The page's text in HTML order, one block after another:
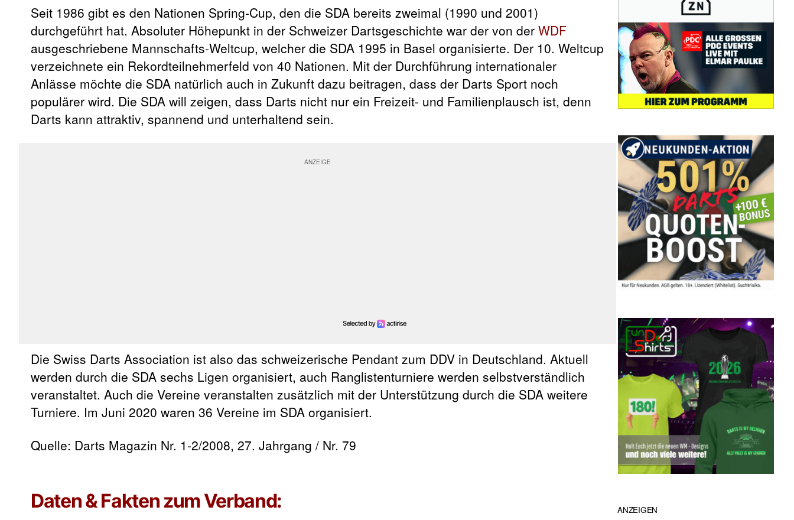
Seit 1986 gibt es den Nationen Spring-Cup, den die SDA bereits zweimal (1990 und 2001)
durchgeführt hat. Absoluter Höhepunkt in der Schweizer Dartsgeschichte war der von der WDF
ausgeschriebene Mannschafts-Weltcup, welcher die SDA 1995 in Basel organisierte. Der 10. Weltcup
verzeichnete ein Rekordteilnehmerfeld von 40 Nationen. Mit der Durchführung internationaler
Anlässe möchte die SDA natürlich auch in Zukunft dazu beitragen, dass der Darts Sport noch
populärer wird. Die SDA will zeigen, dass Darts nicht nur ein Freizeit- und Familienplausch ist, denn
Darts kann attraktiv, spannend und unterhaltend sein.
Die Swiss Darts Association ist also das schweizerische Pendant zum DDV in Deutschland. Aktuell
werden durch die SDA sechs Ligen organisiert, auch Ranglistenturniere werden selbstverständlich
veranstaltet. Auch die Vereine veranstalten zusätzlich mit der Unterstützung durch die SDA weitere
Turniere. Im Juni 2020 waren 36 Vereine im SDA organisiert.
Quelle: Darts Magazin Nr. 1-2/2008, 27. Jahrgang / Nr. 79
Daten & Fakten zum Verband: ANZEIGEN